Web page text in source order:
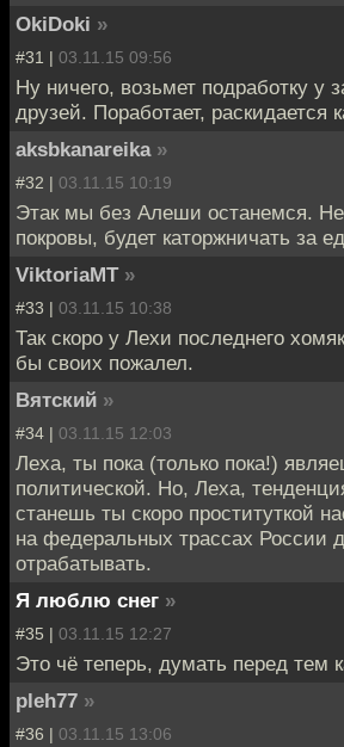
OkiDoki »
#31 | 03.11.15 09:56
Ну ничего, возьмет подработку у
друзей. Поработает, раскидается
aksbkanareika »
#32 | 03.11.15 10:19
Этак мы без Алеши останемся.
покровы, будет каторжничать за
ViktoriaMT »
#33 | 03.11.15 10:38
Так скоро у Лехи последнего
бы своих пожалел.
Вятский »
#34 | 03.11.15 12:03
Леха, ты пока (только пока!)
политической. Но, Леха,
станешь ты скоро проституткой
на федеральных трассах России
отрабатывать.
Я люблю снег »
#35 | 03.11.15 12:27
Это чё теперь, думать перед тем
pleh77 »
#36 | 03.11.15 13:06